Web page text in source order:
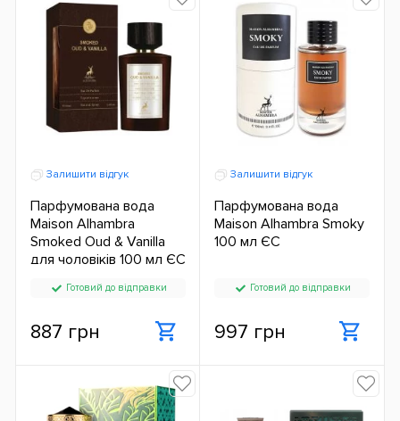
Залишити відгук
Парфумована вода
Maison Alhambra
Smoked Oud & Vanilla
для чоловіків 100 мл ЄС
Готовий до відправки
887 грн
Залишити відгук
Парфумована вода
Maison Alhambra Smoky
100 мл ЄС
Готовий до відправки
997 грн